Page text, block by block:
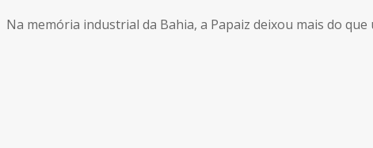
Na memória industrial da Bahia, a Papaiz deixou mais do